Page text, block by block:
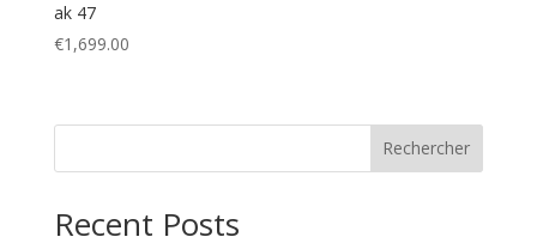
ak 47
€1,699.00
Rechercher
Recent Posts